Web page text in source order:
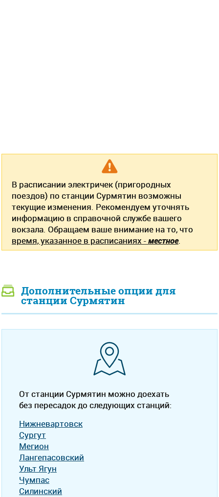
В расписании электричек (пригородных
поездов) по станции Сурмятин возможны
текущие изменения. Рекомендуем уточнять
информацию в справочной службе вашего
вокзала. Обращаем ваше внимание на то, что
время, указанное в расписаниях -местное.
Дополнительные опции для
станции Сурмятин
От станции Сурмятин можно доехать
без пересадок до следующих станций:
Нижневартовск
Сургут
Мегион
Лангепасовский
Ульт Ягун
Чумпас
Силинский